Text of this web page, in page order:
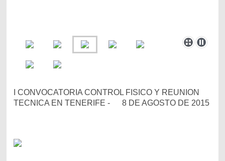
I CONVOCATORIA CONTROL FISICO Y REUNION
TECNICA EN TENERIFE - 8 DE AGOSTO DE 2015